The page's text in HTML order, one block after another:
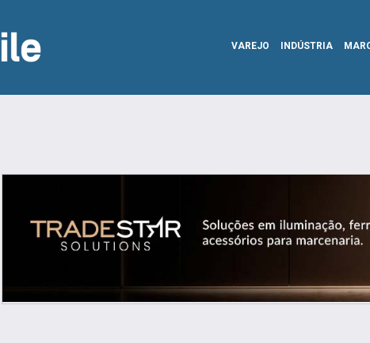
VAREJO INDÚSTRIA